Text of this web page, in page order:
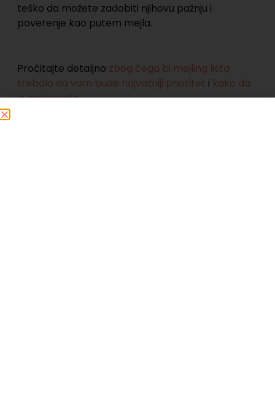
teško da možete zadobiti njihovu pažnju i
poverenje kao putem mejla.
Pročitajte detaljno zbog čega bi mejling lista
trebalo da vam bude najvažniji prioritet i kako da
je pokrenete.